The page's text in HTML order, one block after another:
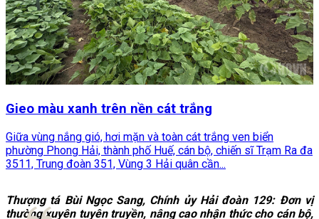
Gieo màu xanh trên nền cát trắng
Giữa vùng nắng gió, hơi mặn và toàn cát trắng ven biển
phường Phong Hải, thành phố Huế, cán bộ, chiến sĩ Trạm Ra đa
3511, Trung đoàn 351, Vùng 3 Hải quân cần...
Thượng tá Bùi Ngọc Sang, Chính ủy Hải đoàn 129: Đơn vị
thường xuyên tuyên truyền, nâng cao nhận thức cho cán bộ,